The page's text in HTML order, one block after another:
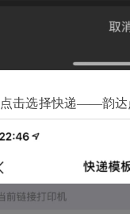
击选择快递——韵达